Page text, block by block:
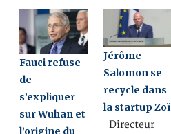
Fauci refuse
de
s’expliquer
sur Wuhan et
l’origine du
Jérôme
Salomon se
recycle dans
la startup Zoï
Directeur